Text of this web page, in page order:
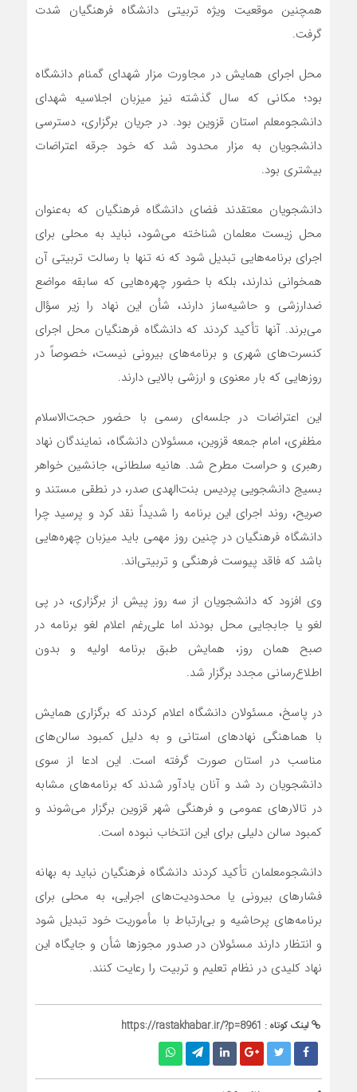
همچنین موقعیت ویژه تربیتی دانشگاه فرهنگیان شدت
گرفت.
محل اجرای همایش در مجاورت مزار شهدای گمنام دانشگاه
بود؛ مکانی که سال گذشته نیز میزبان اجلاسیه شهدای
دانشجومعلم استان قزوین بود. در جریان برگزاری، دسترسی
دانشجویان به مزار محدود شد که خود جرقه اعتراضات
بیشتری بود.
دانشجویان معتقدند فضای دانشگاه فرهنگیان که به‌عنوان
محل زیست معلمان شناخته می‌شود، نباید به محلی برای
اجرای برنامه‌هایی تبدیل شود که نه تنها با رسالت تربیتی آن
همخوانی ندارند، بلکه با حضور چهره‌هایی که سابقه مواضع
ضدارزشی و حاشیه‌ساز دارند، شأن این نهاد را زیر سؤال
می‌برند. آنها تأکید کردند که دانشگاه فرهنگیان محل اجرای
کنسرت‌های شهری و برنامه‌های بیرونی نیست، خصوصاً در
روزهایی که بار معنوی و ارزشی بالایی دارند.
این اعتراضات در جلسه‌ای رسمی با حضور حجت‌الاسلام
مظفری، امام جمعه قزوین، مسئولان دانشگاه، نمایندگان نهاد
رهبری و حراست مطرح شد. هانیه سلطانی، جانشین خواهر
بسیج دانشجویی پردیس بنت‌الهدی صدر، در نطقی مستند و
صریح، روند اجرای این برنامه را شدیداً نقد کرد و پرسید چرا
دانشگاه فرهنگیان در چنین روز مهمی باید میزبان چهره‌هایی
باشد که فاقد پیوست فرهنگی و تربیتی‌اند.
وی افزود که دانشجویان از سه روز پیش از برگزاری، در پی
لغو یا جابجایی محل بودند اما علی‌رغم اعلام لغو برنامه در
صبح همان روز، همایش طبق برنامه اولیه و بدون
اطلاع‌رسانی مجدد برگزار شد.
در پاسخ، مسئولان دانشگاه اعلام کردند که برگزاری همایش
با هماهنگی نهادهای استانی و به دلیل کمبود سالن‌های
مناسب در استان صورت گرفته است. این ادعا از سوی
دانشجویان رد شد و آنان یادآور شدند که برنامه‌های مشابه
در تالارهای عمومی و فرهنگی شهر قزوین برگزار می‌شوند و
کمبود سالن دلیلی برای این انتخاب نبوده است.
دانشجومعلمان تأکید کردند دانشگاه فرهنگیان نباید به بهانه
فشارهای بیرونی یا محدودیت‌های اجرایی، به محلی برای
برنامه‌های پرحاشیه و بی‌ارتباط با مأموریت خود تبدیل شود
و انتظار دارند مسئولان در صدور مجوزها شأن و جایگاه این
نهاد کلیدی در نظام تعلیم و تربیت را رعایت کنند.
لینک کوتاه : https://rastakhabar.ir/?p=8961